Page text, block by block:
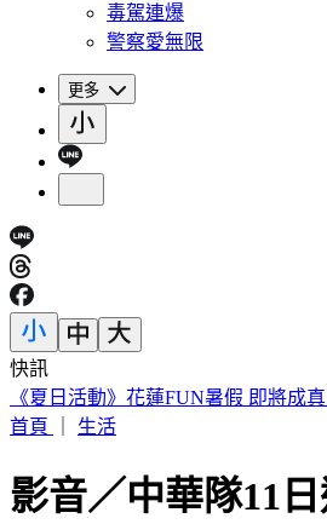
毒駕連爆
警察愛無限
更多
快訊
《夏日活動》花蓮FUN暑假 即將成
首頁
生活
影音／中華隊11